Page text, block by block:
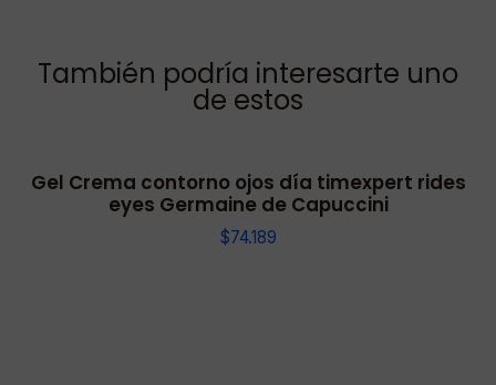
También podría interesarte uno
de estos
Gel Crema contorno ojos día timexpert rides
eyes Germaine de Capuccini
$74.189